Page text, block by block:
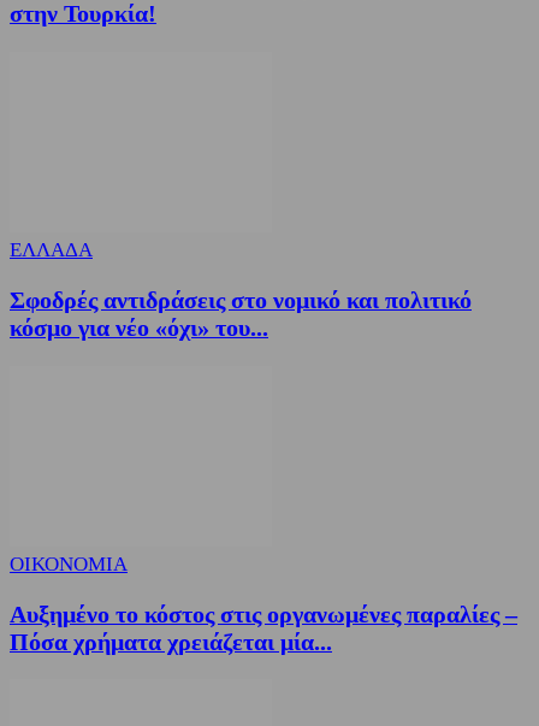
στην Τουρκία!
ΕΛΛΑΔΑ
Σφοδρές αντιδράσεις στο νομικό και πολιτικό
κόσμο για νέο «όχι» του...
ΟΙΚΟΝΟΜΙΑ
Αυξημένο το κόστος στις οργανωμένες παραλίες –
Πόσα χρήματα χρειάζεται μία...